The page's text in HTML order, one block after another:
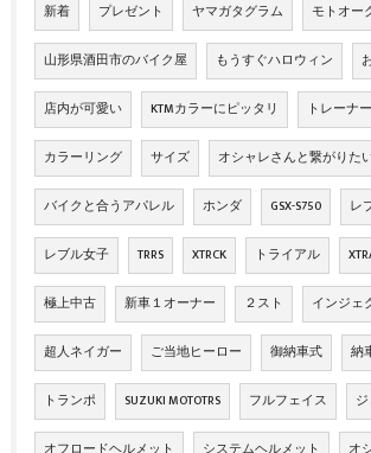
新着 プレゼント ヤマガタグラム モトオー
山形県酒田市のバイク屋 もうすぐハロウィン
店内が可愛い KTMカラーにピッタリ トレーナー
カラーリング サイズ オシャレさんと繋がりた
バイクと合うアパレル ホンダ GSX-S750 レ
レブル女子 TRRS XTRCK トライアル
極上中古 新車１オーナー ２スト インジェ
超人ネイガー ご当地ヒーロー 御納車式 納
トランポ SUZUKI MOTOTRS フルフェイス